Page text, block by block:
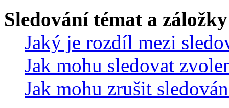
Sledování témat a záložky
Jaký je rozdíl mezi
Jak mohu sledovat
Jak mohu zrušit